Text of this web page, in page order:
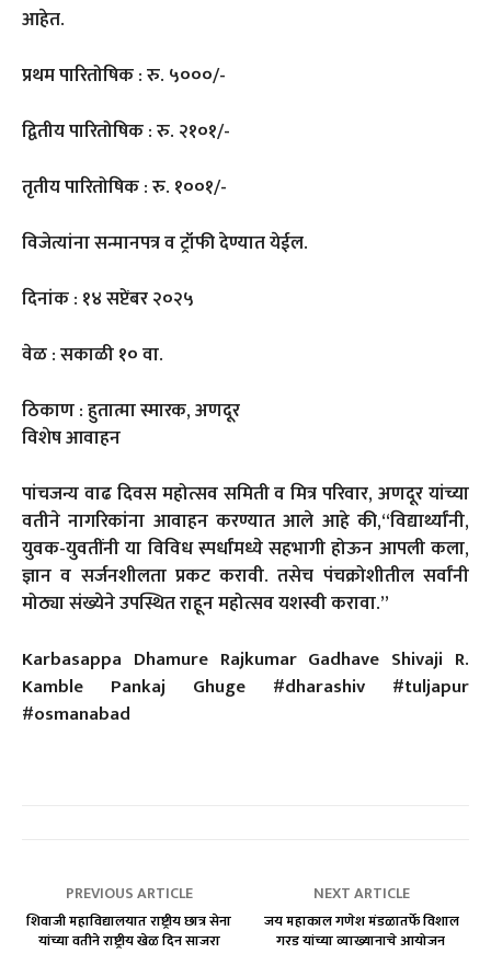
आहेत.
प्रथम पारितोषिक : रु. ५०००/-
द्वितीय पारितोषिक : रु. २१०१/-
तृतीय पारितोषिक : रु. १००१/-
विजेत्यांना सन्मानपत्र व ट्रॉफी देण्यात येईल.
दिनांक : १४ सप्टेंबर २०२५
वेळ : सकाळी १० वा.
ठिकाण : हुतात्मा स्मारक, अणदूर
विशेष आवाहन
पांचजन्य वाढ दिवस महोत्सव समिती व मित्र परिवार, अणदूर यांच्या
वतीने नागरिकांना आवाहन करण्यात आले आहे की,“विद्यार्थ्यांनी,
युवक-युवतींनी या विविध स्पर्धांमध्ये सहभागी होऊन आपली कला,
ज्ञान व सर्जनशीलता प्रकट करावी. तसेच पंचक्रोशीतील सर्वांनी
मोठ्या संख्येने उपस्थित राहून महोत्सव यशस्वी करावा.”
Karbasappa Dhamure Rajkumar Gadhave Shivaji R.
Kamble Pankaj Ghuge #dharashiv #tuljapur
#osmanabad
PREVIOUS ARTICLE
शिवाजी महाविद्यालयात राष्ट्रीय छात्र सेना
यांच्या वतीने राष्ट्रीय खेळ दिन साजरा
NEXT ARTICLE
जय महाकाल गणेश मंडळातर्फे विशाल
गरड यांच्या व्याख्यानाचे आयोजन